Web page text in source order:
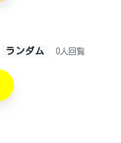
ランダム 0人回覧